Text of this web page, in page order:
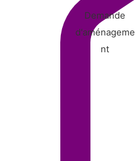
Demande
d'aménageme
nt